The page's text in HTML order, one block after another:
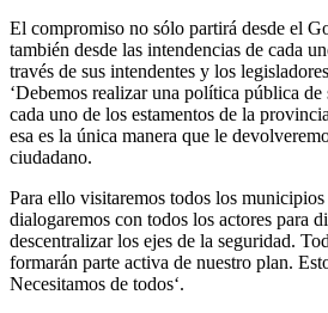
El compromiso no sólo partirá desde el
también desde las intendencias de cada
través de sus intendentes y los
‘Debemos realizar una política pública
cada uno de los estamentos de la
esa es la única manera que le
ciudadano.
Para ello visitaremos todos los
dialogaremos con todos los actores para
descentralizar los ejes de la seguridad.
formarán parte activa de nuestro plan.
Necesitamos de todos‘.